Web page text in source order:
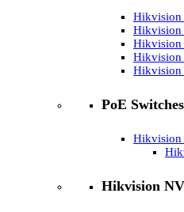
Hikvision
Hikvision
Hikvision
Hikvision
Hikvision
PoE Switches
Hikvision
Hikvision